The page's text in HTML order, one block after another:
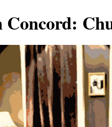
Concord: